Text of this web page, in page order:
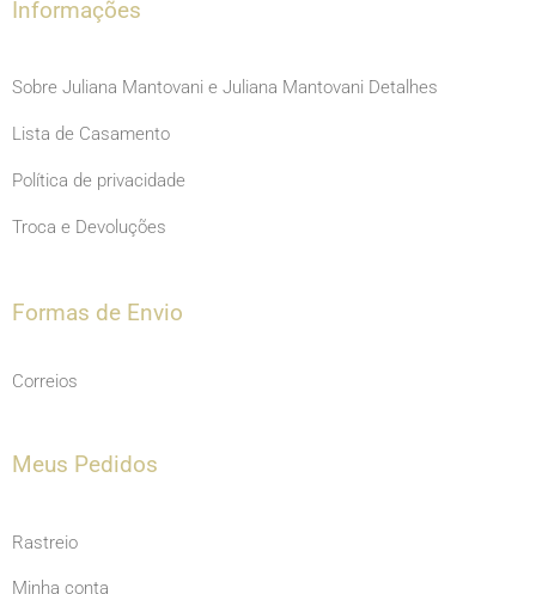
Informações
Sobre Juliana Mantovani e Juliana Mantovani Detalhes
Lista de Casamento
Política de privacidade
Troca e Devoluções
Formas de Envio
Correios
Meus Pedidos
Rastreio
Minha conta